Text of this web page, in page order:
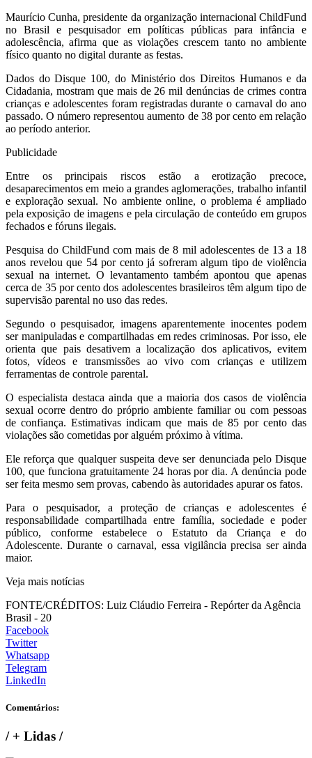
Maurício Cunha, presidente da organização internacional ChildFund
no Brasil e pesquisador em políticas públicas para infância e
adolescência, afirma que as violações crescem tanto no ambiente
físico quanto no digital durante as festas.
Dados do Disque 100, do Ministério dos Direitos Humanos e da
Cidadania, mostram que mais de 26 mil denúncias de crimes contra
crianças e adolescentes foram registradas durante o carnaval do ano
passado. O número representou aumento de 38 por cento em relação
ao período anterior.
Publicidade
Entre os principais riscos estão a erotização precoce,
desaparecimentos em meio a grandes aglomerações, trabalho infantil
e exploração sexual. No ambiente online, o problema é ampliado
pela exposição de imagens e pela circulação de conteúdo em grupos
fechados e fóruns ilegais.
Pesquisa do ChildFund com mais de 8 mil adolescentes de 13 a 18
anos revelou que 54 por cento já sofreram algum tipo de violência
sexual na internet. O levantamento também apontou que apenas
cerca de 35 por cento dos adolescentes brasileiros têm algum tipo de
supervisão parental no uso das redes.
Segundo o pesquisador, imagens aparentemente inocentes podem
ser manipuladas e compartilhadas em redes criminosas. Por isso, ele
orienta que pais desativem a localização dos aplicativos, evitem
fotos, vídeos e transmissões ao vivo com crianças e utilizem
ferramentas de controle parental.
O especialista destaca ainda que a maioria dos casos de violência
sexual ocorre dentro do próprio ambiente familiar ou com pessoas
de confiança. Estimativas indicam que mais de 85 por cento das
violações são cometidas por alguém próximo à vítima.
Ele reforça que qualquer suspeita deve ser denunciada pelo Disque
100, que funciona gratuitamente 24 horas por dia. A denúncia pode
ser feita mesmo sem provas, cabendo às autoridades apurar os fatos.
Para o pesquisador, a proteção de crianças e adolescentes é
responsabilidade compartilhada entre família, sociedade e poder
público, conforme estabelece o Estatuto da Criança e do
Adolescente. Durante o carnaval, essa vigilância precisa ser ainda
maior.
Veja mais notícias
FONTE/CRÉDITOS: Luiz Cláudio Ferreira - Repórter da Agência
Brasil - 20
Facebook
Twitter
Whatsapp
Telegram
LinkedIn
Comentários:
/+ Lidas /